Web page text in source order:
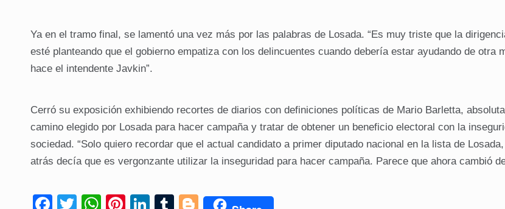
Ya en el tramo final, se lamentó una vez más por las palabras de Losada. “Es muy triste que la
esté planteando que el gobierno empatiza con los delincuentes cuando debería estar ayudando de otra
hace el intendente Javkin”.
Cerró su exposición exhibiendo recortes de diarios con definiciones políticas de Mario Barletta,
camino elegido por Losada para hacer campaña y tratar de obtener un beneficio electoral con la
sociedad. “Solo quiero recordar que el actual candidato a primer diputado nacional en la lista de
atrás decía que es vergonzante utilizar la inseguridad para hacer campaña. Parece que ahora cambió
F
T
W
Pi Li
T
Bl